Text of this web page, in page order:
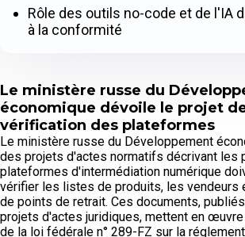
Le ministère russe du
économique dévoile le projet
vérification des plateformes
Le ministère russe du Développement
des projets d'actes normatifs décrivant les
plateformes d'intermédiation numérique
vérifier les listes de produits, les vendeurs
de points de retrait. Ces documents,
projets d'actes juridiques, mettent en
de la loi fédérale n° 289-FZ sur la
Rôle des outils no-code et de l'IA
à la conformité